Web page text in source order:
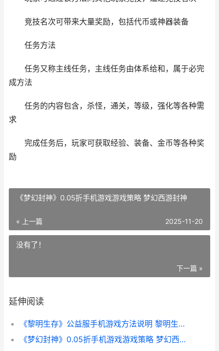
竞技名次可带来大量奖励，包括代币或神器装备
任务方法
任务又称主线任务，主线任务由体系给和，属于必完
成方法
任务的内容包含，杀怪，通关，等级，强化等各种需
求
完成任务后，玩家可获取经验、装备、金币等各种奖
励
《梦幻封神》0.05折手机游戏游戏策略 梦幻西游封神
« 上一篇 2025-11-20
没有了！
下一篇 »
延伸阅读
《黎明生存》公益服手机游戏方法说明 黎明生存游戏攻略
《梦幻封神》0.05折手机游戏游戏策略 梦幻西游封神